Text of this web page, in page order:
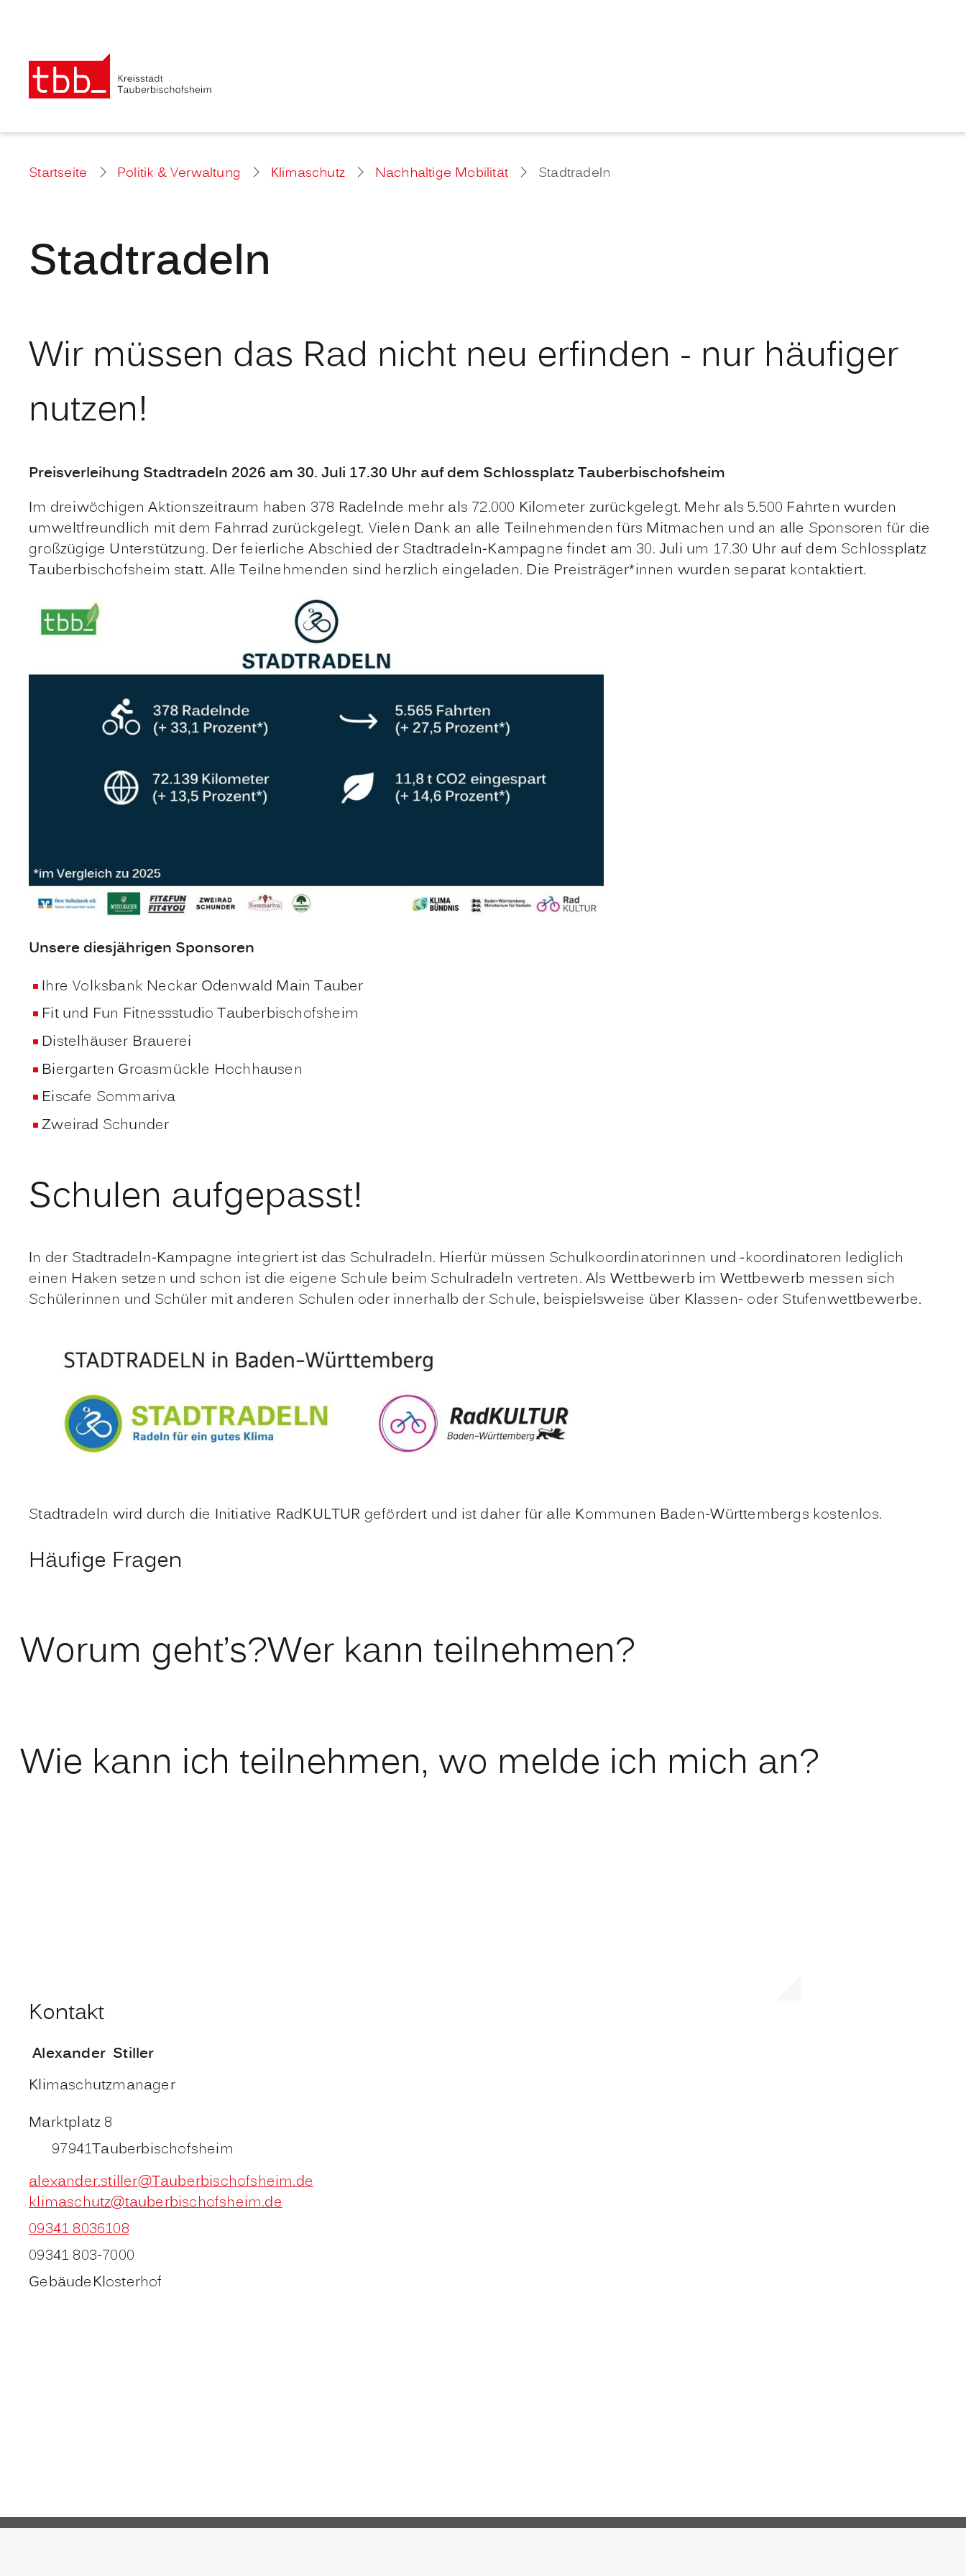
Startseite Politik & Verwaltung Klimaschutz Nachhaltige Mobilität Stadtradeln
Stadtradeln
Wir müssen das Rad nicht neu erfinden - nur häufiger
nutzen!
Preisverleihung Stadtradeln 2026 am 30. Juli 17.30 Uhr auf dem Schlossplatz Tauberbischofsheim
Im dreiwöchigen Aktionszeitraum haben 378 Radelnde mehr als 72.000 Kilometer zurückgelegt. Mehr als 5.500 Fahrten wurden
umweltfreundlich mit dem Fahrrad zurückgelegt. Vielen Dank an alle Teilnehmenden fürs Mitmachen und an alle Sponsoren für die
großzügige Unterstützung. Der feierliche Abschied der Stadtradeln-Kampagne findet am 30. Juli um 17.30 Uhr auf dem Schlossplatz
Tauberbischofsheim statt. Alle Teilnehmenden sind herzlich eingeladen. Die Preisträger*innen wurden separat kontaktiert.
Unsere diesjährigen Sponsoren
Ihre Volksbank Neckar Odenwald Main Tauber
Fit und Fun Fitnessstudio Tauberbischofsheim
Distelhäuser Brauerei
Biergarten Groasmückle Hochhausen
Eiscafe Sommariva
Zweirad Schunder
Schulen aufgepasst!
In der Stadtradeln-Kampagne integriert ist das Schulradeln. Hierfür müssen Schulkoordinatorinnen und -koordinatoren lediglich
einen Haken setzen und schon ist die eigene Schule beim Schulradeln vertreten. Als Wettbewerb im Wettbewerb messen sich
Schülerinnen und Schüler mit anderen Schulen oder innerhalb der Schule, beispielsweise über Klassen- oder Stufenwettbewerbe.
Stadtradeln wird durch die Initiative RadKULTUR gefördert und ist daher für alle Kommunen Baden-Württembergs kostenlos.
Häufige Fragen
Worum geht’s?Wer kann teilnehmen?
Wie kann ich teilnehmen, wo melde ich mich an?
Kontakt
Alexander Stiller
Klimaschutzmanager
Marktplatz 8
97941Tauberbischofsheim
alexander.stiller@Tauberbischofsheim.de
klimaschutz@tauberbischofsheim.de
09341 8036108
09341 803-7000
GebäudeKlosterhof